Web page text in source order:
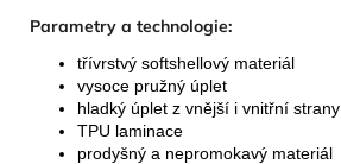
Parametry a technologie:
třívrstvý softshellový materiál
vysoce pružný úplet
hladký úplet z vnější i vnitřní strany
TPU laminace
prodyšný a nepromokavý materiál